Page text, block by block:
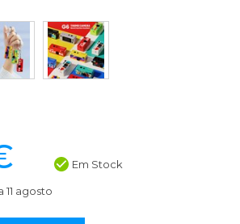
Em Stock
agosto